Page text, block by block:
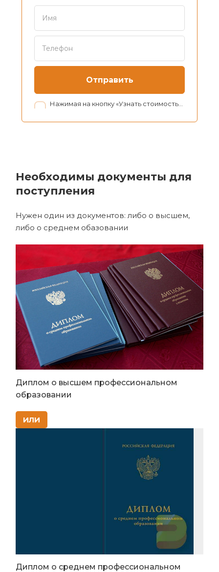
Отправить
Нажимая на кнопку «Узнать стоимость», я даю согласие на обработку персональных данных в соответствии с нашей
Необходимы документы для
поступления
Нужен один из документов: либо о высшем,
либо о среднем обазовании
Диплом о высшем профессиональном
образовании
ИЛИ
Диплом о среднем профессиональном